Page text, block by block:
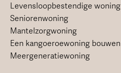
Levensloopbestendige woning
Seniorenwoning
Mantelzorgwoning
Een kangoeroewoning bouwen
Meergeneratiewoning